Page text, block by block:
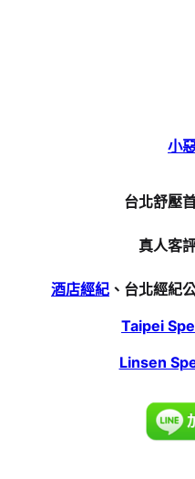
小
台北舒壓
真人客
酒店經紀 、台北經紀
Taipei
Linsen